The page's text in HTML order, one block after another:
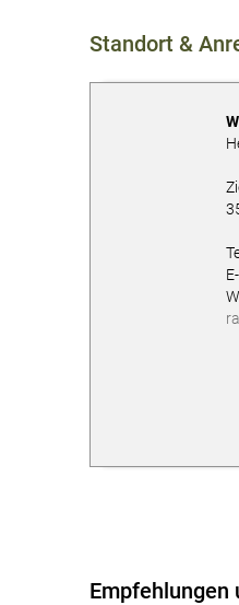
Standort &
Empfehlungen